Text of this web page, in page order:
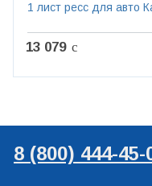
1 лист ресс для авто
13 079 c
8 (800) 444-45-